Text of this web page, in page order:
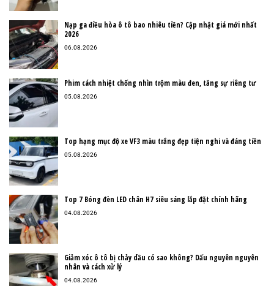
Nạp ga điều hòa ô tô bao nhiêu tiền? Cập nhật giá mới nhất
2026
06.08.2026
Phim cách nhiệt chống nhìn trộm màu đen, tăng sự riêng tư
05.08.2026
Top hạng mục độ xe VF3 màu trắng đẹp tiện nghi và đáng tiền
05.08.2026
Top 7 Bóng đèn LED chân H7 siêu sáng lắp đặt chính hãng
04.08.2026
Giảm xóc ô tô bị chảy dầu có sao không? Dấu nguyên nguyên
nhân và cách xử lý
04.08.2026